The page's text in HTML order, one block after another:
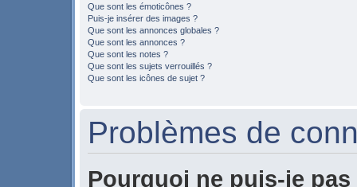
Que sont les émoticônes ?
Puis-je insérer des images ?
Que sont les annonces globales ?
Que sont les annonces ?
Que sont les notes ?
Que sont les sujets verrouillés ?
Que sont les icônes de sujet ?
Problèmes de
Pourquoi ne puis-je